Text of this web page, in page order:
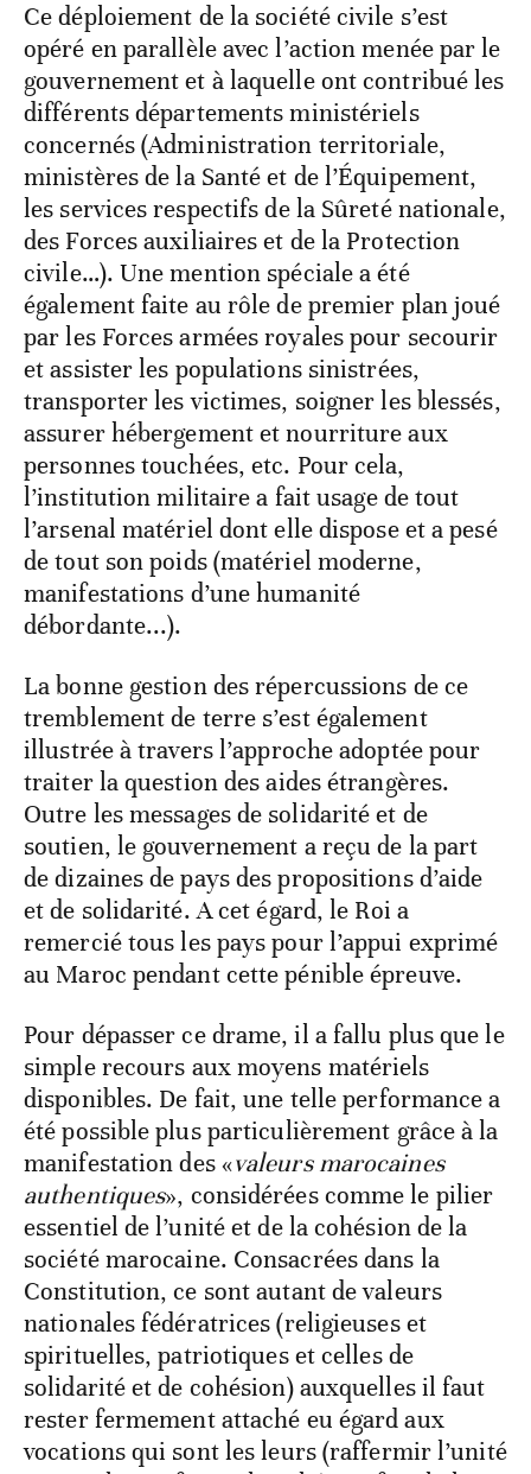
Ce déploiement de la société civile s’est
opéré en parallèle avec l’action menée par le
gouvernement et à laquelle ont contribué les
différents départements ministériels
concernés (Administration territoriale,
ministères de la Santé et de l’Équipement,
les services respectifs de la Sûreté nationale,
des Forces auxiliaires et de la Protection
civile…). Une mention spéciale a été
également faite au rôle de premier plan joué
par les Forces armées royales pour secourir
et assister les populations sinistrées,
transporter les victimes, soigner les blessés,
assurer hébergement et nourriture aux
personnes touchées, etc. Pour cela,
l’institution militaire a fait usage de tout
l’arsenal matériel dont elle dispose et a pesé
de tout son poids (matériel moderne,
manifestations d’une humanité
débordante...).
La bonne gestion des répercussions de ce
tremblement de terre s’est également
illustrée à travers l’approche adoptée pour
traiter la question des aides étrangères.
Outre les messages de solidarité et de
soutien, le gouvernement a reçu de la part
de dizaines de pays des propositions d’aide
et de solidarité. A cet égard, le Roi a
remercié tous les pays pour l’appui exprimé
au Maroc pendant cette pénible épreuve.
Pour dépasser ce drame, il a fallu plus que le
simple recours aux moyens matériels
disponibles. De fait, une telle performance a
été possible plus particulièrement grâce à la
manifestation des «valeurs marocaines
authentiques», considérées comme le pilier
essentiel de l’unité et de la cohésion de la
société marocaine. Consacrées dans la
Constitution, ce sont autant de valeurs
nationales fédératrices (religieuses et
spirituelles, patriotiques et celles de
solidarité et de cohésion) auxquelles il faut
rester fermement attaché eu égard aux
vocations qui sont les leurs (raffermir l’unité